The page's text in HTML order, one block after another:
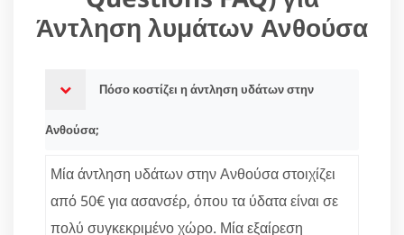
Άντληση λυμάτων Ανθούσα
Πόσο κοστίζει η άντληση υδάτων στην
Ανθούσα;
Μία άντληση υδάτων στην Ανθούσα στοιχίζει
από 50€ για ασανσέρ, όπου τα ύδατα είναι σε
πολύ συγκεκριμένο χώρο. Μία εξαίρεση